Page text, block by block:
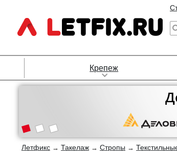
Крепеж
Летфикс → Такелаж → Стропы →